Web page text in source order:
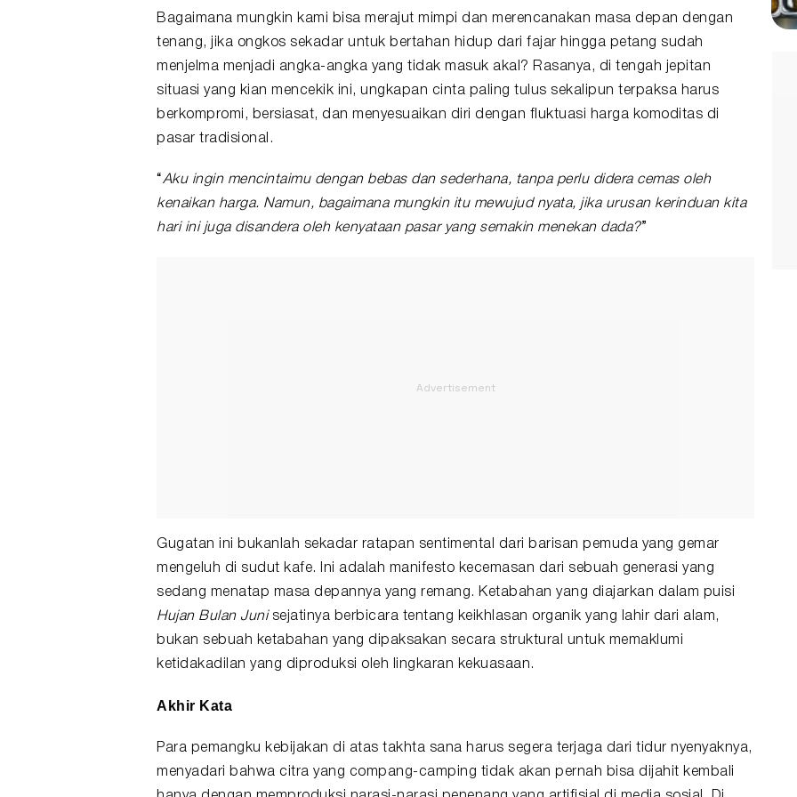
Bagaimana mungkin kami bisa merajut mimpi dan merencanakan masa depan dengan
tenang, jika ongkos sekadar untuk bertahan hidup dari fajar hingga petang sudah
menjelma menjadi angka-angka yang tidak masuk akal? Rasanya, di tengah jepitan
situasi yang kian mencekik ini, ungkapan cinta paling tulus sekalipun terpaksa harus
berkompromi, bersiasat, dan menyesuaikan diri dengan fluktuasi harga komoditas di
pasar tradisional.
“Aku ingin mencintaimu dengan bebas dan sederhana, tanpa perlu didera cemas oleh
kenaikan harga. Namun, bagaimana mungkin itu mewujud nyata, jika urusan kerinduan kita
hari ini juga disandera oleh kenyataan pasar yang semakin menekan dada?”
Gugatan ini bukanlah sekadar ratapan sentimental dari barisan pemuda yang gemar
mengeluh di sudut kafe. Ini adalah manifesto kecemasan dari sebuah generasi yang
sedang menatap masa depannya yang remang. Ketabahan yang diajarkan dalam puisi
Hujan Bulan Junisejatinya berbicara tentang keikhlasan organik yang lahir dari alam,
bukan sebuah ketabahan yang dipaksakan secara struktural untuk memaklumi
ketidakadilan yang diproduksi oleh lingkaran kekuasaan.
Akhir Kata
Para pemangku kebijakan di atas takhta sana harus segera terjaga dari tidur nyenyaknya,
menyadari bahwa citra yang compang-camping tidak akan pernah bisa dijahit kembali